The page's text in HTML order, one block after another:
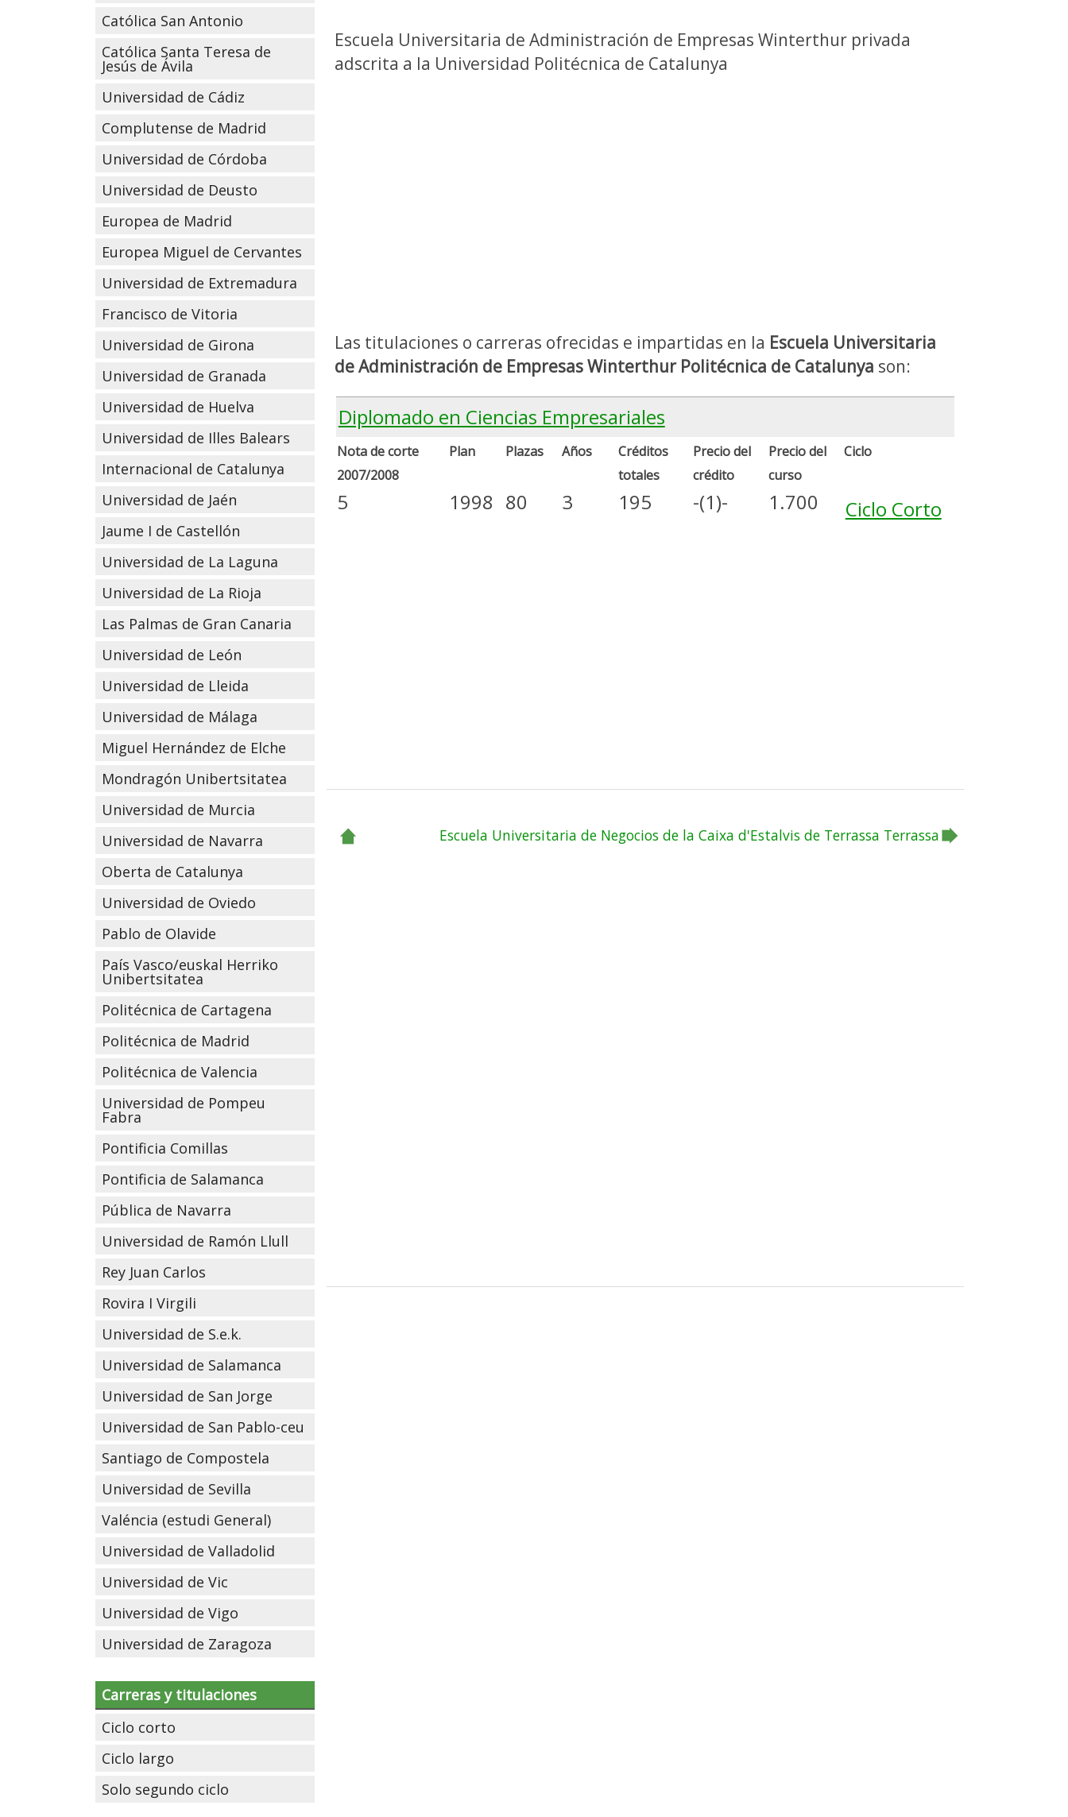
Católica San Antonio
Católica Santa Teresa de
Jesús de Ávila
Universidad de Cádiz
Complutense de Madrid
Universidad de Córdoba
Universidad de Deusto
Europea de Madrid
Europea Miguel de Cervantes
Universidad de Extremadura
Francisco de Vitoria
Universidad de Girona
Universidad de Granada
Universidad de Huelva
Universidad de Illes Balears
Internacional de Catalunya
Universidad de Jaén
Jaume I de Castellón
Universidad de La Laguna
Universidad de La Rioja
Las Palmas de Gran Canaria
Universidad de León
Universidad de Lleida
Universidad de Málaga
Miguel Hernández de Elche
Mondragón Unibertsitatea
Universidad de Murcia
Universidad de Navarra
Oberta de Catalunya
Universidad de Oviedo
Pablo de Olavide
País Vasco/euskal Herriko
Unibertsitatea
Politécnica de Cartagena
Politécnica de Madrid
Politécnica de Valencia
Universidad de Pompeu
Fabra
Pontificia Comillas
Pontificia de Salamanca
Pública de Navarra
Universidad de Ramón Llull
Rey Juan Carlos
Rovira I Virgili
Universidad de S.e.k.
Universidad de Salamanca
Universidad de San Jorge
Universidad de San Pablo-ceu
Santiago de Compostela
Universidad de Sevilla
Valéncia (estudi General)
Universidad de Valladolid
Universidad de Vic
Universidad de Vigo
Universidad de Zaragoza
Carreras y titulaciones
Ciclo corto
Ciclo largo
Solo segundo ciclo
Escuela Universitaria de Administración de Empresas Winterthur privada
adscrita a la Universidad Politécnica de Catalunya
Las titulaciones o carreras ofrecidas e impartidas en la Escuela Universitaria
de Administración de Empresas Winterthur Politécnica de Catalunya son:
Diplomado en Ciencias Empresariales
Nota de corte
2007/2008
Plan Plazas Años
Créditos
totales
Precio del
crédito
Precio del
curso
Ciclo
5 1998 80 3 195 -(1)- 1.700 Ciclo Corto
Escuela Universitaria de Negocios de la Caixa d'Estalvis de Terrassa Terrassa